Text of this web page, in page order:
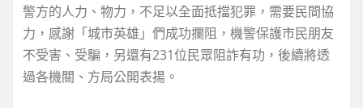
警方的人力、物力，不足以全面抵擋犯罪，需要民間協
力，感謝「城市英雄」們成功攔阻，機警保護市民朋友
不受害、受騙，另還有231位民眾阻詐有功，後續將透
過各機關、方局公開表揚。